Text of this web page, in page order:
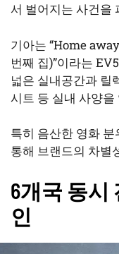
서 벌어지는 사건을
기아는 “Home
번째 집)”이라는
넓은 실내공간과 릴
시트 등 실내 사양
특히 음산한 영화
통해 브랜드의 차별
6개국 동시
인